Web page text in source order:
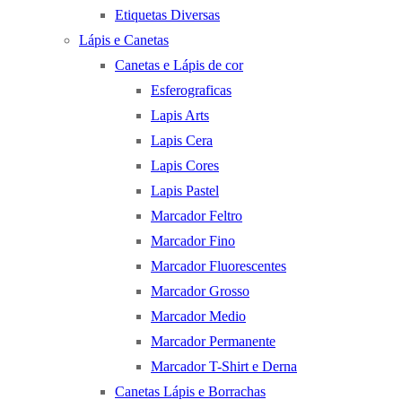
Etiquetas Diversas
Lápis e Canetas
Canetas e Lápis de cor
Esferograficas
Lapis Arts
Lapis Cera
Lapis Cores
Lapis Pastel
Marcador Feltro
Marcador Fino
Marcador Fluorescentes
Marcador Grosso
Marcador Medio
Marcador Permanente
Marcador T-Shirt e Derna
Canetas Lápis e Borrachas